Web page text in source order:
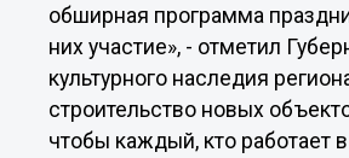
обширная программа
них участие», - отметил
культурного наследия
строительство новых
чтобы каждый, кто работает